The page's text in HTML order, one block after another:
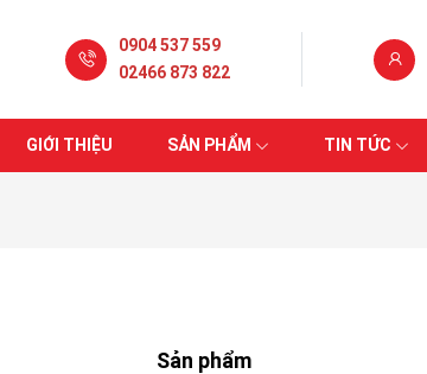
0904 537 559
02466 873 822
GIỚI THIỆU SẢN PHẨM TIN TỨC
Sản phẩm